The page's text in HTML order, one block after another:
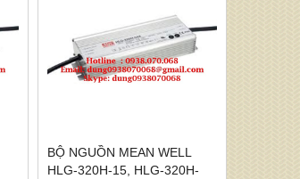
BỘ NGUỒN MEAN WELL
HLG-320H-15, HLG-320H-